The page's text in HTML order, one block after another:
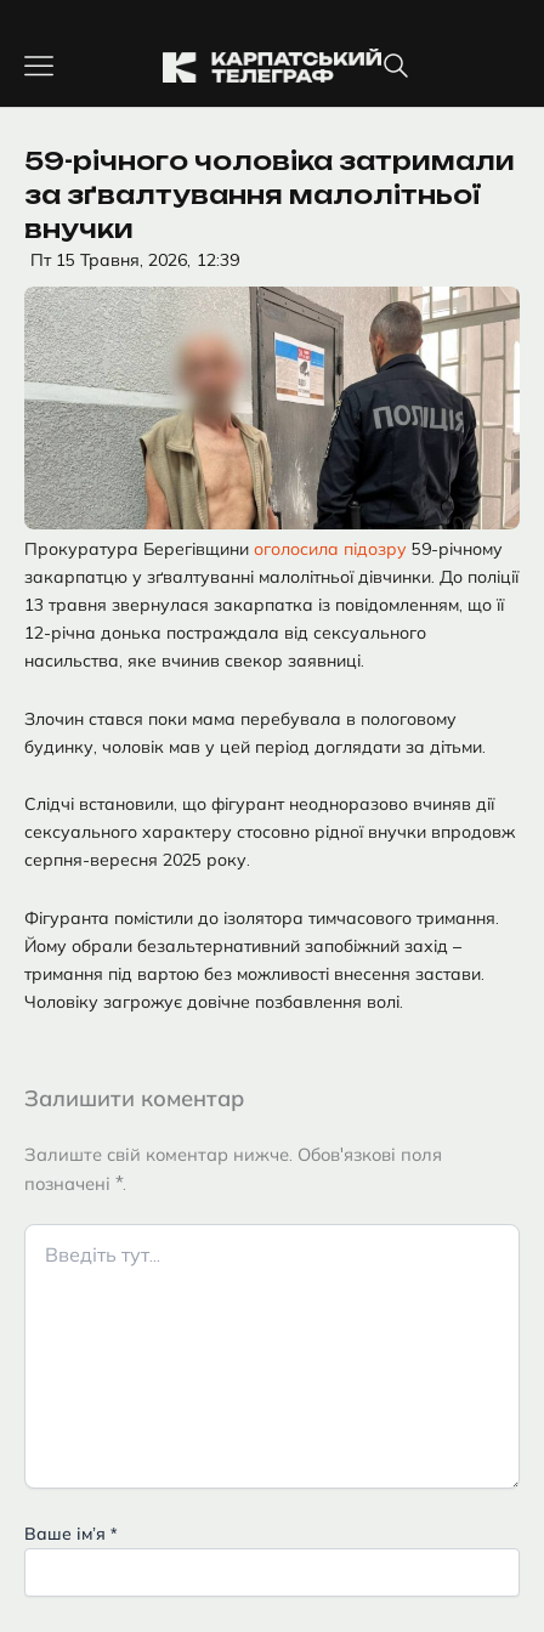
вмісту
59-річного чоловіка затримали
за зґвалтування малолітньої
внучки
Пт 15 Травня, 2026, 12:39
Прокуратура Берегівщини оголосила підозру 59-річному
закарпатцю у зґвалтуванні малолітньої дівчинки. До поліції
13 травня звернулася закарпатка із повідомленням, що її
12-річна донька постраждала від сексуального
насильства, яке вчинив свекор заявниці.
Злочин стався поки мама перебувала в пологовому
будинку, чоловік мав у цей період доглядати за дітьми.
Слідчі встановили, що фігурант неодноразово вчиняв дії
сексуального характеру стосовно рідної внучки впродовж
серпня-вересня 2025 року.
Фігуранта помістили до ізолятора тимчасового тримання.
Йому обрали безальтернативний запобіжний захід –
тримання під вартою без можливості внесення застави.
Чоловіку загрожує довічне позбавлення волі.
Залишити коментар
Залиште свій коментар нижче. Обов'язкові поля
позначені *.
Введіть
тут...
Ваше імʼя *